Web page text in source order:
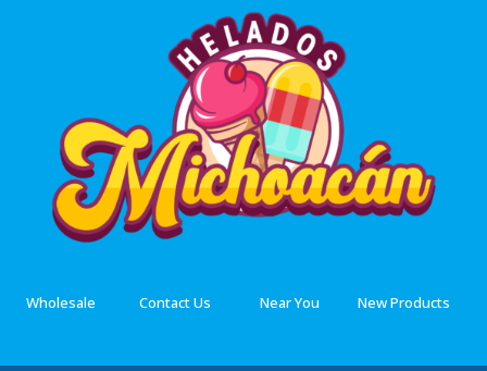
Wholesale Contact Us Near You New Products